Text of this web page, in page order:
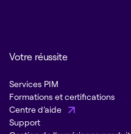
Votre réussite
Services PIM
Formations et certifications
Centre d’aide
Support